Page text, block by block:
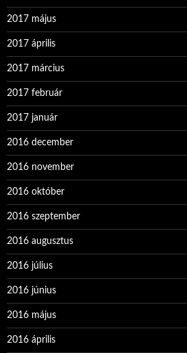
2017 május
2017 április
2017 március
2017 február
2017 január
2016 december
2016 november
2016 október
2016 szeptember
2016 augusztus
2016 július
2016 június
2016 május
2016 április